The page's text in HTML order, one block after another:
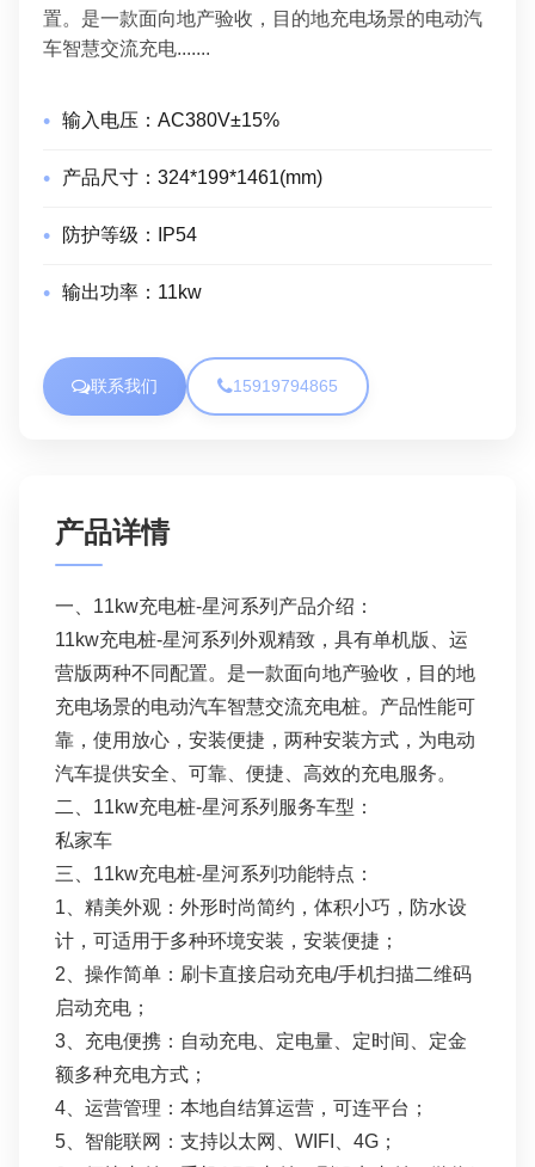
置。是一款面向地产验收，目的地充电场景的电动汽
车智慧交流充电.......
输入电压： AC380V±15%
产品尺寸： 324*199*1461(mm)
防护等级： IP54
输出功率： 11kw
联系我们 15919794865
产品详情
一、11kw充电桩-星河系列产品介绍：
11kw充电桩-星河系列外观精致，具有单机版、运
营版两种不同配置。是一款面向地产验收，目的地
充电场景的电动汽车智慧交流充电桩。产品性能可
靠，使用放心，安装便捷，两种安装方式，为电动
汽车提供安全、可靠、便捷、高效的充电服务。
二、11kw充电桩-星河系列服务车型：
私家车
三、11kw充电桩-星河系列功能特点：
1、精美外观：外形时尚简约，体积小巧，防水设
计，可适用于多种环境安装，安装便捷；
2、操作简单：刷卡直接启动充电/手机扫描二维码
启动充电；
3、充电便携：自动充电、定电量、定时间、定金
额多种充电方式；
4、运营管理：本地自结算运营，可连平台；
5、智能联网：支持以太网、WIFI、4G；